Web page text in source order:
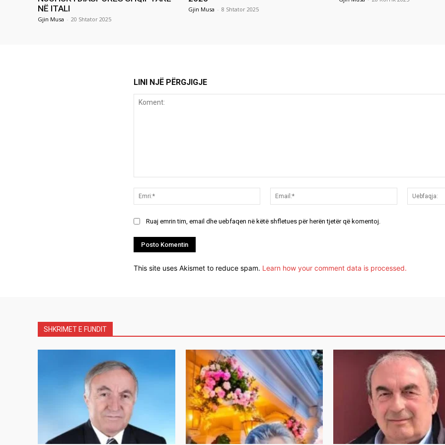
NË ITALI
Gjin Musa - 20 Shtator 2025
Gjin Musa - 8 Shtator 2025
LINI NJË PËRGJIGJE
Emri:*
Email:*
Ruaj emrin tim, email dhe uebfaqen në këtë shfletues për herën tjetër që komentoj.
This site uses Akismet to reduce spam. Learn how your comment data is processed.
SHKRIMET E FUNDIT